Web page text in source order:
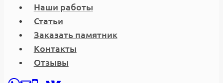
Наши работы
Статьи
Заказать памятник
Контакты
Отзывы